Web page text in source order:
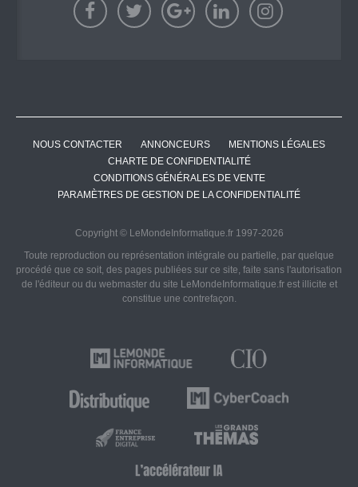
NOUS CONTACTER ANNONCEURS
MENTIONS LÉGALES
CHARTE DE CONFIDENTIALITÉ
CONDITIONS GÉNÉRALES DE VENTE
PARAMÈTRES DE GESTION DE LA CONFIDENTIALITÉ
Copyright © LeMondeInformatique.fr 1997-2026
Toute reproduction ou représentation intégrale ou partielle, par quelque
procédé que ce soit, des pages publiées sur ce site, faite sans l'autorisation
de l'éditeur ou du webmaster du site LeMondeInformatique.fr est illicite et
constitue une contrefaçon.